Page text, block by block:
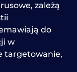
zależą
do
w
targetowanie,